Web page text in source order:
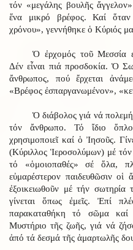
τόν «μεγάλης βουλῆς
ἕνα μικρό βρέφος. Καί
χρόνου», γεννήθηκε ὁ Κύριός
Ὁ ἐρχομός τοῦ Μεσσία
Δέν εἶναι πιά προσδοκία. Ὁ
ἄνθρωπος, πού ἔρχεται
«Βρέφος ἐσπαργανωμένον»,
Ὁ διάβολος γιά νά
τόν ἄνθρωπο. Τό ἴδιο
χρησιμοποιεῖ καί ὁ Ἰησοῦς.
(Κύριλλος Ἱεροσολύμων) μέ
τό «ὁμοιοπαθές» σέ ὅλα,
εὐμαρέστερον παιδευθῶσιν
ἐξοικειωθοῦν μέ τήν
γίνεται ὅπως ἐμεῖς. Ἐπί
παρακαταθήκη τό σῶμα
Μυστήριο τῆς ζωῆς, γιά νά
ἀπό τά δεσμά τῆς ἁμαρτωλῆς